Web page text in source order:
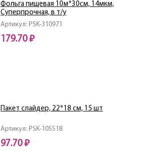
Артикул: PSK-310971
Фольга пищевая 10м*30см, 14мкм,
Суперпрочная, в т/у
179.70 ₽
Артикул: PSK-105518
Пакет слайдер, 22*18 см, 15 шт
97.70 ₽